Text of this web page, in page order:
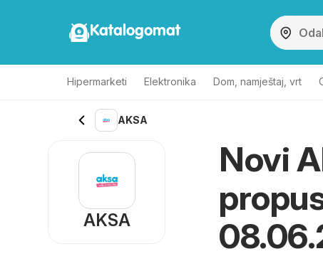
Katalogomat
Hipermarketi Elektronika Dom, namještaj, vrt
AKSA
Novi
AKSA